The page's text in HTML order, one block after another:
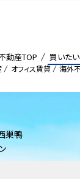
オフィス賃貸 海外
動産TOP 買いたい
巣鴨